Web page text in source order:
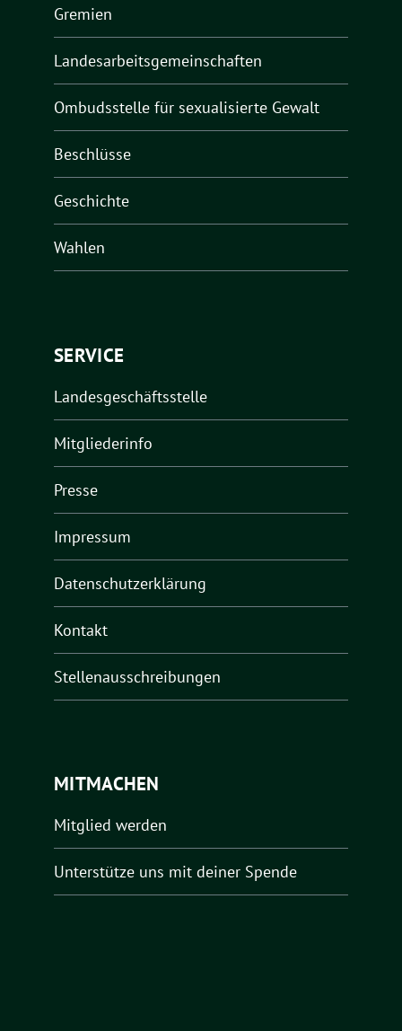
Gremien
Landesarbeitsgemeinschaften
Ombudsstelle für sexualisierte Gewalt
Beschlüsse
Geschichte
Wahlen
SERVICE
Landesgeschäftsstelle
Mitgliederinfo
Presse
Impressum
Datenschutzerklärung
Kontakt
Stellenausschreibungen
MITMACHEN
Mitglied werden
Unterstütze uns mit deiner Spende